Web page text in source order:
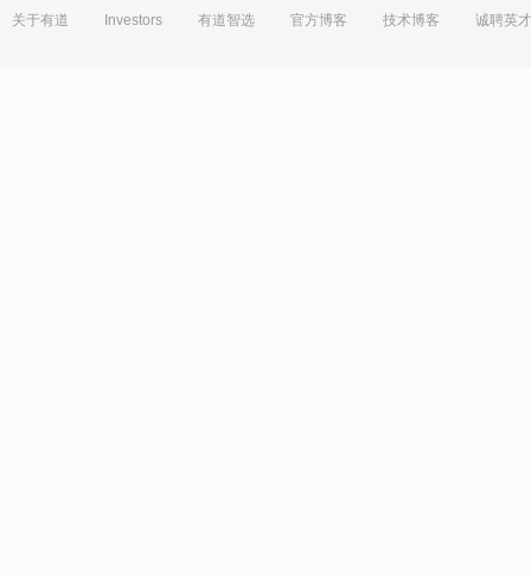
关于有道 Investors 有道智选 官方博客 技术博客 诚聘英才